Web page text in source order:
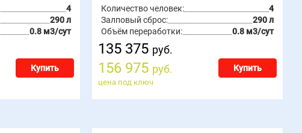
4
290 л
0.8 м3/сут
Купить
Количество человек:
4
Залповый сброс:
290 л
Объём переработки:
0.8 м3/сут
135 375 руб.
156 975 руб. Купить
цена под ключ